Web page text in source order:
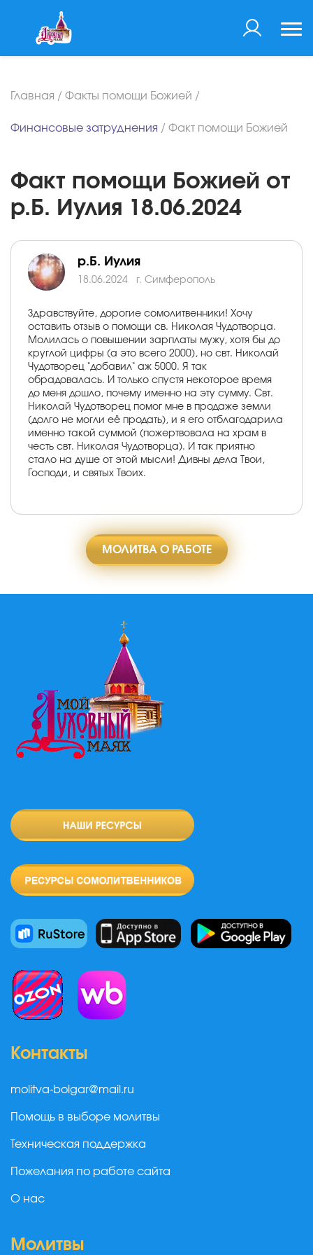
Главная / Факты помощи Божией /
Финансовые затруднения / Факт помощи Божией
Факт помощи Божией от
р.Б. Иулия 18.06.2024
р.Б. Иулия
18.06.2024 г. Симферополь
Здравствуйте, дорогие сомолитвенники! Хочу
оставить отзыв о помощи св. Николая Чудотворца.
Молилась о повышении зарплаты мужу, хотя бы до
круглой цифры (а это всего 2000), но свт. Николай
Чудотворец "добавил" аж 5000. Я так
обрадовалась. И только спустя некоторое время
до меня дошло, почему именно на эту сумму. Свт.
Николай Чудотворец помог мне в продаже земли
(долго не могли её продать), и я его отблагодарила
именно такой суммой (пожертвовала на храм в
честь свт. Николая Чудотворца). И так приятно
стало на душе от этой мысли! Дивны дела Твои,
Господи, и святых Твоих.
МОЛИТВА О РАБОТЕ
Контакты
molitva-bolgar@mail.ru
Помощь в выборе молитвы
Техническая поддержка
Пожелания по работе сайта
О нас
Молитвы